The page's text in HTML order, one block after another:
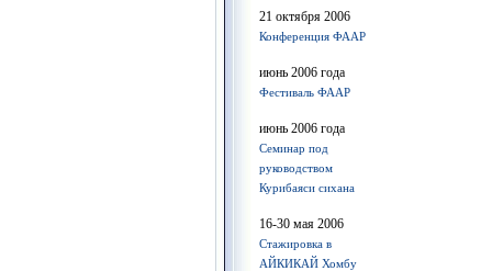
21 октября 2006
Конференция ФААР
июнь 2006 года
Фестиваль ФААР
июнь 2006 года
Семинар под
руководством
Курибаяси сихана
16-30 мая 2006
Стажировка в
АЙКИКАЙ Хомбу